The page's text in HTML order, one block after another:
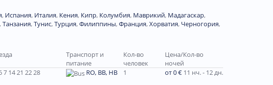
, Испания, Италия, Кения, Кипр, Колумбия, Маврикий, Мадагаскар,
,Танзания,Тунис,Турция,Филиппины,Франция,Хорватия, Черногория,
Транспорт и
питание
Кол-во
человек
Цена/Кол-во
ночей
14 21 22 28 RO, BB, HB 1 от 0 € 11 нч. - 12 дн.